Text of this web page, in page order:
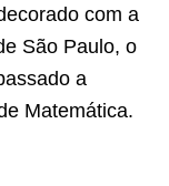
com a
São Paulo, o
a
Matemática.